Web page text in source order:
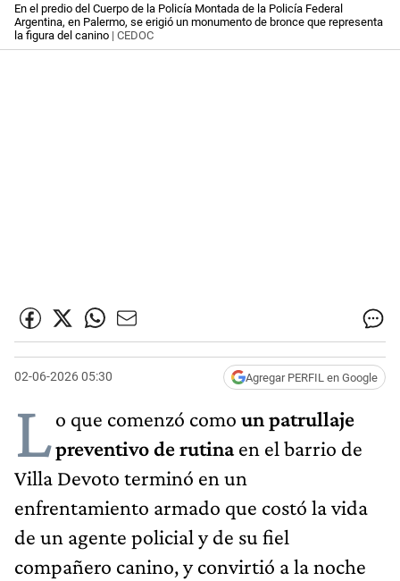
En el predio del Cuerpo de la Policía Montada de la Policía Federal
Argentina, en Palermo, se erigió un monumento de bronce que representa
la figura del canino | CEDOC
02-06-2026 05:30 Agregar PERFIL en Google
Lo que comenzó como un patrullaje
preventivo de rutinaen el barrio de
Villa Devoto terminó en un
enfrentamiento armado que costó la vida
de un agente policial y de su fiel
compañero canino, y convirtió a la noche